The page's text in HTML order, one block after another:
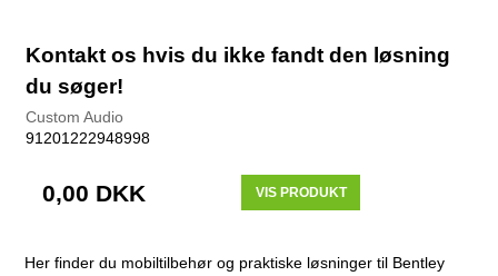
Kontakt os hvis du ikke fandt den løsning
du søger!
Custom Audio
91201222948998
0,00 DKK VIS PRODUKT
Her finder du mobiltilbehør og praktiske løsninger til Bentley